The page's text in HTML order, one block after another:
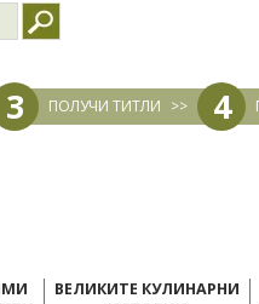
3 ПОЛУЧИ ТИТЛИ >> 4
ВЕЛИКИТЕ КУЛИНАРНИ